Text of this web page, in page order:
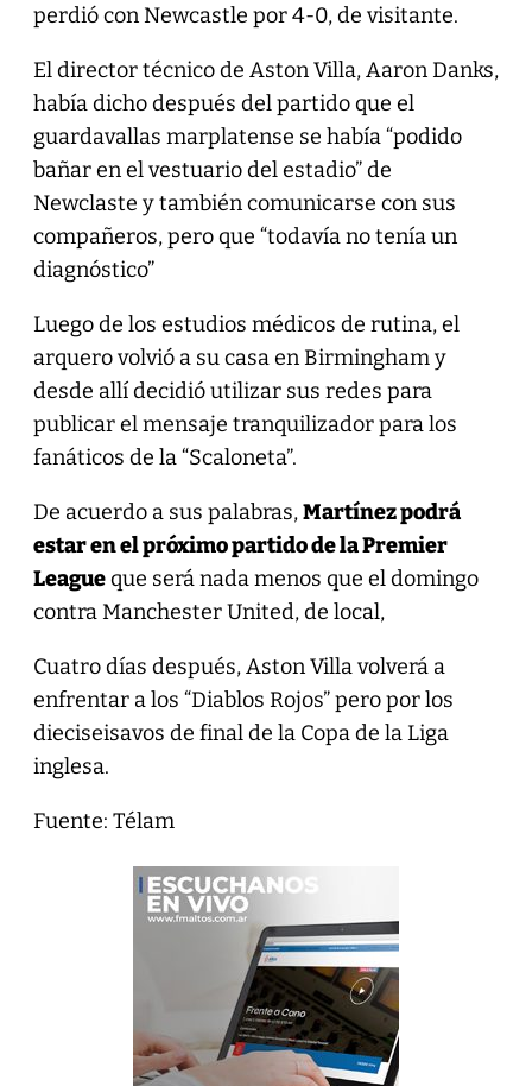
perdió con Newcastle por 4-0, de visitante.
El director técnico de Aston Villa, Aaron Danks,
había dicho después del partido que el
guardavallas marplatense se había “podido
bañar en el vestuario del estadio” de
Newclaste y también comunicarse con sus
compañeros, pero que “todavía no tenía un
diagnóstico”
Luego de los estudios médicos de rutina, el
arquero volvió a su casa en Birmingham y
desde allí decidió utilizar sus redes para
publicar el mensaje tranquilizador para los
fanáticos de la “Scaloneta”.
De acuerdo a sus palabras,Martínez podrá
estar en el próximo partido de la Premier
Leagueque será nada menos que el domingo
contra Manchester United, de local,
Cuatro días después, Aston Villa volverá a
enfrentar a los “Diablos Rojos” pero por los
dieciseisavos de final de la Copa de la Liga
inglesa.
Fuente: Télam